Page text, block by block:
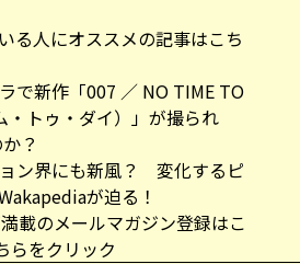
る人にオススメの記事はこち
で新作「007 ／ NO TIME TO
・トゥ・ダイ）」が撮られ
？
ン界にも新風？ 変化するピ
が迫る！
載のメールマガジン登録はこ
らをクリック